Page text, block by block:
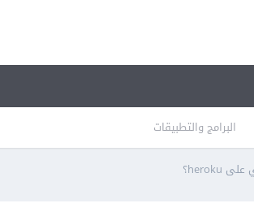
البرامج والتطبيقات